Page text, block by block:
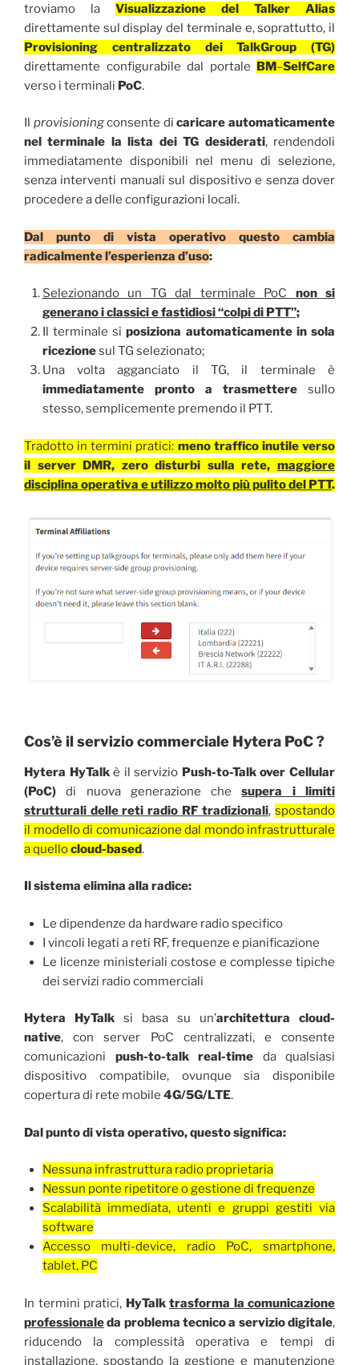
troviamo la Visualizzazione del Talker Alias
direttamente sul display del terminale e, soprattutto, il
Provisioning centralizzato dei TalkGroup (TG)
direttamente configurabile dal portale BM–SelfCare
verso i terminali PoC.
Il provisioningconsente dicaricare automaticamente
nel terminale la lista dei TG desiderati, rendendoli
immediatamente disponibili nel menu di selezione,
senza interventi manuali sul dispositivo e senza dover
procedere a delle configurazioni locali.
Dal punto di vista operativo questo cambia
radicalmente l’esperienza d’uso:
Selezionando un TG dal terminale PoC non si
generano i classici e fastidiosi “colpi di PTT”;
Il terminale siposiziona automaticamente in sola
ricezionesul TG selezionato;
Una volta agganciato il TG, il terminale è
immediatamente pronto a trasmetteresullo
stesso, semplicemente premendo il PTT.
Tradotto in termini pratici: meno traffico inutile verso
il server DMR, zero disturbi sulla rete, maggiore
disciplina operativa e utilizzo molto più pulito del PTT.
Cos’è il servizio commerciale Hytera PoC ?
Hytera HyTalkè il servizio Push-to-Talk over Cellular
(PoC) di nuova generazione chesupera i limiti
strutturali delle reti radio RF tradizionali,spostando
il modello di comunicazione dal mondo infrastrutturale
a quellocloud-based.
Il sistema elimina alla radice:
Le dipendenze da hardware radio specifico
I vincoli legati a reti RF, frequenze e pianificazione
Le licenze ministeriali costose e complesse tipiche
dei servizi radio commerciali
Hytera HyTalk si basa su un’architettura cloud-
native, con server PoC centralizzati, e consente
comunicazioni push-to-talk real-time da qualsiasi
dispositivo compatibile, ovunque sia disponibile
copertura di rete mobile 4G/5G/LTE.
Dal punto di vista operativo, questo significa:
Nessuna infrastruttura radio proprietaria
Nessun ponte ripetitore o gestione di frequenze
Scalabilità immediata, utenti e gruppi gestiti via
software
Accesso multi-device, radio PoC, smartphone,
tablet, PC
In termini pratici, HyTalk trasforma la comunicazione
professionaleda problema tecnico a servizio digitale,
riducendo la complessità operativa e tempi di
installazione, spostando la gestione e manutenzione